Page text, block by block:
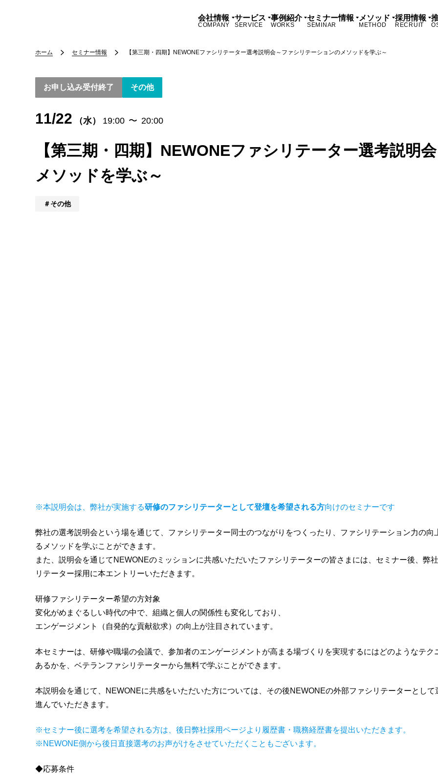
会社情報
COMPANY
サービス
SERVICE
事例紹介
WORKS
セミナー情報
SEMINAR
メソッド
METHOD
採用情報
RECRUIT
ホーム セミナー情報 【第三期・四期】NEWONEファシリテーター選考説明会～ファシリテーションのメソッドを学ぶ～
お申し込み受付終了 その他
11/22 （水） 19:00 〜 20:00
【第三期・四期】NEWONEファシリテーター選考説明
メソッドを学ぶ～
その他
※本説明会は、弊社が実施する研修のファシリテーターとして登壇を希望される方向けのセミナーです
弊社の選考説明会という場を通じて、ファシリテーター同士のつながりをつくったり、ファシリテーション力の向
るメソッドを学ぶことができます。
また、説明会を通じてNEWONEのミッションに共感いただいたファシリテーターの皆さまには、セミナー後、弊
リテーター採用に本エントリーいただきます。
研修ファシリテーター希望の方対象
変化がめまぐるしい時代の中で、組織と個人の関係性も変化しており、
エンゲージメント（自発的な貢献欲求）の向上が注目されています。
本セミナーは、研修や職場の会議で、参加者のエンゲージメントが高まる場づくりを実現するにはどのようなテク
あるかを、ベテランファシリテーターから無料で学ぶことができます。
本説明会を通じて、NEWONEに共感をいただいた方については、その後NEWONEの外部ファシリテーターとして
進んでいただきます。
※セミナー後に選考を希望される方は、後日弊社採用ページより履歴書・職務経歴書を提出いただきます。
※NEWONE側から後日直接選考のお声がけをさせていただくこともございます。
◆応募条件